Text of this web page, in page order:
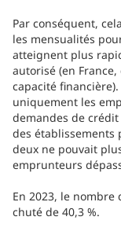
Par conséquent,
les mensualités
atteignent plus
autorisé (en
capacité
uniquement les
demandes de
des établissements
deux ne pouvait
emprunteurs
En 2023, le
chuté de 40,3 %.